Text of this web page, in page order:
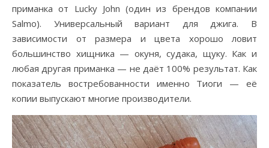
приманка от Lucky John (один из брендов компании
Salmo). Универсальный вариант для джига. В
зависимости от размера и цвета хорошо ловит
большинство хищника — окуня, судака, щуку. Как и
любая другая приманка — не даёт 100% результат. Как
показатель востребованности именно Тиоги — её
копии выпускают многие производители.